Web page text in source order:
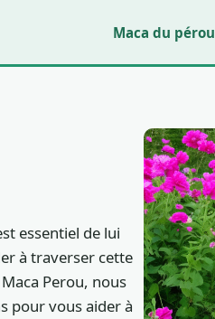
Maca du pérou
essentiel de lui
à traverser cette
Perou, nous
pour vous aider à